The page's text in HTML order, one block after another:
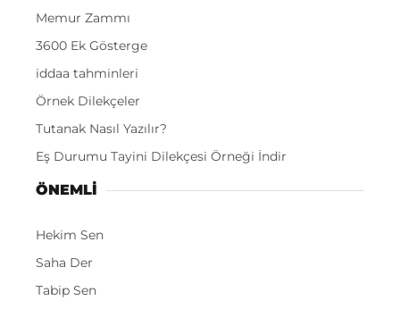
Memur Zammı
3600 Ek Gösterge
iddaa tahminleri
Örnek Dilekçeler
Tutanak Nasıl Yazılır?
Eş Durumu Tayini Dilekçesi Örneği İndir
ÖNEMLI
Hekim Sen
Saha Der
Tabip Sen